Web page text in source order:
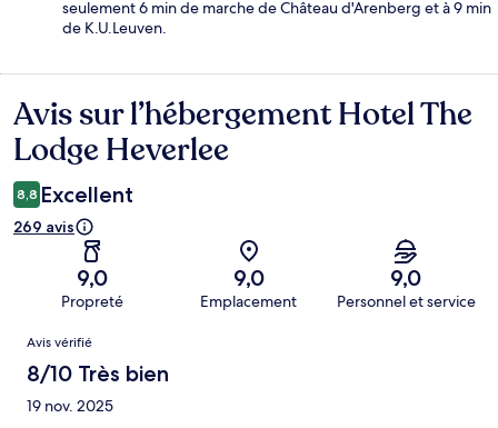
seulement 6 min de marche de Château d'Arenberg et à 9 min
de K.U.Leuven.
Avis
Avis sur l’hébergement Hotel The
Lodge Heverlee
8,8 Excellent
269 avis
9,0
Propreté
9,0
Emplacement
9,0
Personnel et service
Avis
Avis vérifié
8/10 Très bien
19 nov. 2025